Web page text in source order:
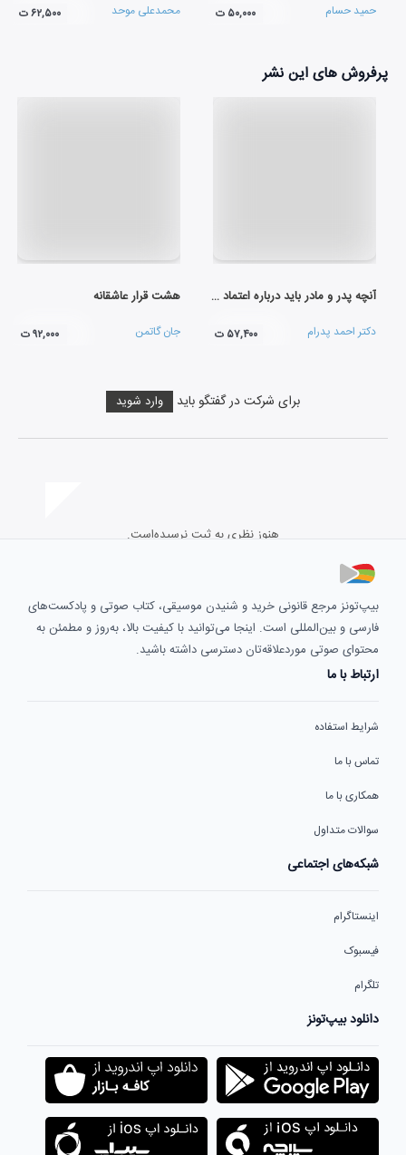
حمید حسام ۵۰,۰۰۰ ت محمدعلی موحد ۶۲,۵۰۰ ت
پرفروش های این نشر
آنچه پدر و مادر باید درباره اعتماد به‌ نفس فرزند خود بدانند
دکتر احمد پدرام ۵۷,۴۰۰ ت
هشت قرار عاشقانه
جان گاتمن ۹۲,۰۰۰ ت
برای شرکت در گفتگو باید وارد شوید
هنوز نظری به ثبت نرسیده‌است.
بیپ‌تونز مرجع قانونی خرید و شنیدن موسیقی، کتاب صوتی و پادکست‌های
فارسی و بین‌المللی است. اینجا می‌توانید با کیفیت بالا، به‌روز و مطمئن به
محتوای صوتی موردعلاقه‌تان دسترسی داشته باشید.
ارتباط با ما
شرایط استفاده
تماس با ما
همکاری با ما
سوالات متداول
شبکه‌های اجتماعی
اینستاگرام
فیسبوک
تلگرام
دانلود بیپ‌تونز